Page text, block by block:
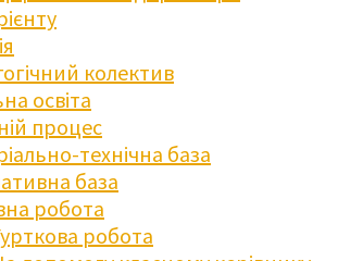
колектив
освіта
процес
технічна база
база
робота
робота